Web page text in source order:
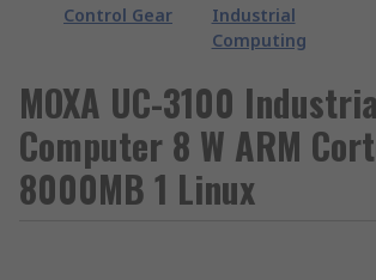
Control Gear
Industrial
Computing
MOXA UC-3100
Computer 8 W ARM
8000MB 1 Linux